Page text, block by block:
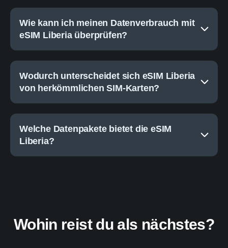
Wie kann ich meinen Datenverbrauch mit
eSIM Liberia überprüfen?
Wodurch unterscheidet sich eSIM Liberia
von herkömmlichen SIM-Karten?
Welche Datenpakete bietet die eSIM
Liberia?
Wohin reist du als nächstes?